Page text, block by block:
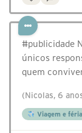
#publicidade
únicos
quem
(Nicolas, 6
Viagem e